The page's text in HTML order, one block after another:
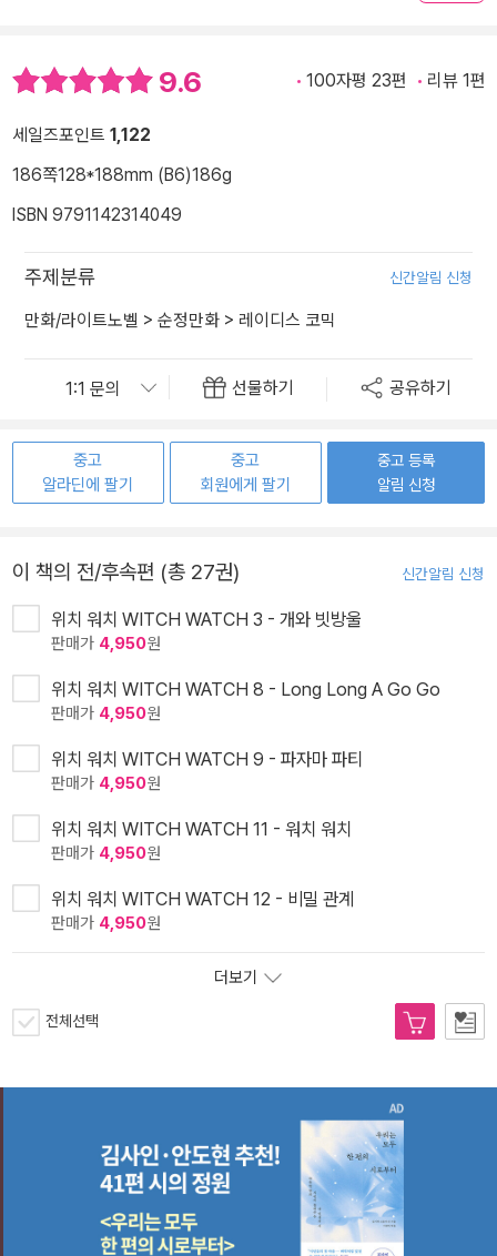
9.6 100자평 23편 리뷰 1편
세일즈포인트 1,122
186쪽128*188mm (B6)186g
ISBN 9791142314049
주제분류 신간알림 신청
만화/라이트노벨 > 순정만화 > 레이디스 코믹
선물하기 공유하기
중고
알라딘에 팔기
중고
회원에게 팔기
중고 등록
알림 신청
이 책의 전/후속편 (총 27권) 신간알림 신청
위치 워치 WITCH WATCH 3 - 개와 빗방울
판매가 4,950원
위치 워치 WITCH WATCH 8 - Long Long A Go Go
판매가 4,950원
위치 워치 WITCH WATCH 9 - 파자마 파티
판매가 4,950원
위치 워치 WITCH WATCH 11 - 워치 워치
판매가 4,950원
위치 워치 WITCH WATCH 12 - 비밀 관계
판매가 4,950원
더보기
전체선택